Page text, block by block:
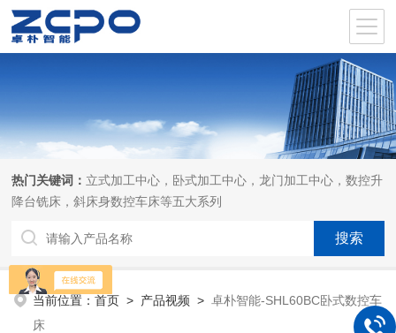
热门关键词： 立式加工中心，卧式加工中心，龙门加工中心，数控升
降台铣床，斜床身数控车床等五大系列
当前位置：首页 > 产品视频 >卓朴智能-SHL60BC卧式数控车
床